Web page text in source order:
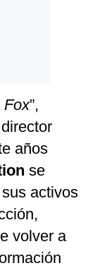
Fox”,
años
se
activos
volver a